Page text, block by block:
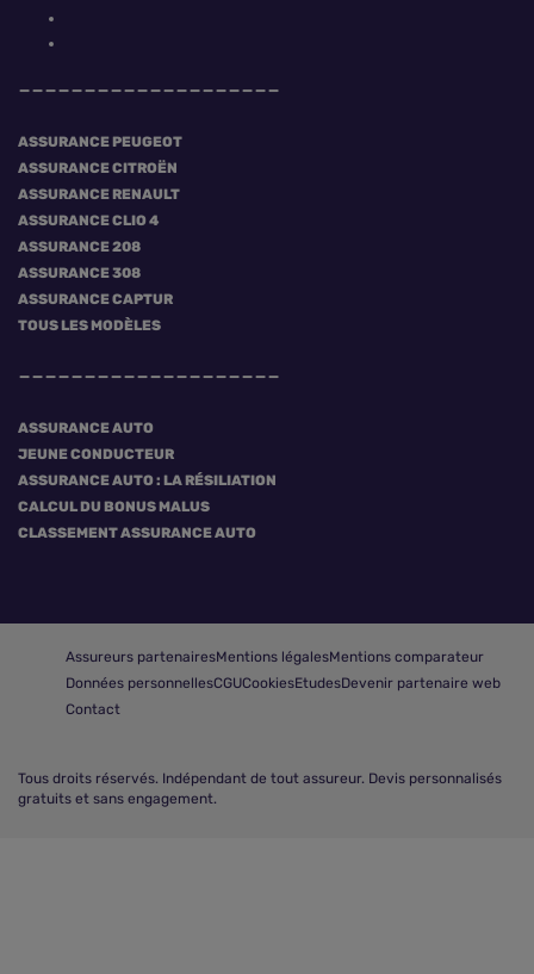
ASSURANCE PEUGEOT
ASSURANCE CITROËN
ASSURANCE RENAULT
ASSURANCE CLIO 4
ASSURANCE 208
ASSURANCE 308
ASSURANCE CAPTUR
TOUS LES MODÈLES
ASSURANCE AUTO
JEUNE CONDUCTEUR
ASSURANCE AUTO : LA RÉSILIATION
CALCUL DU BONUS MALUS
CLASSEMENT ASSURANCE AUTO
Assureurs partenairesMentions légalesMentions comparateur
Données personnellesCGUCookiesEtudesDevenir partenaire web
Contact
Tous droits réservés. Indépendant de tout assureur. Devis personnalisés
gratuits et sans engagement.